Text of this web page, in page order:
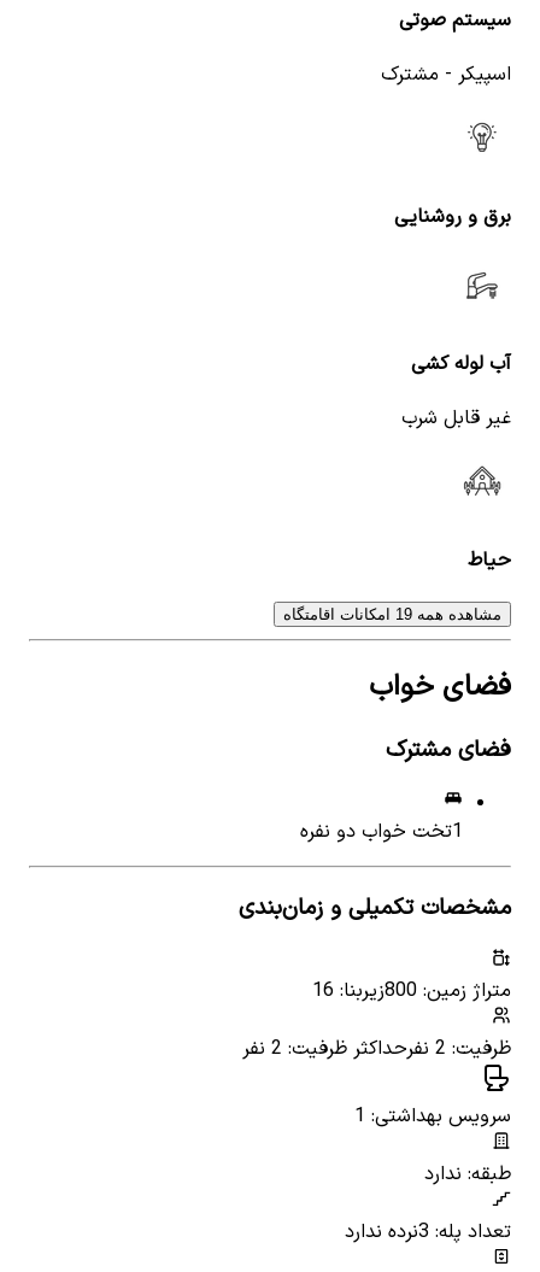
سیستم صوتی
اسپیکر - مشترک
برق و روشنایی
آب لوله کشی
غیر قابل شرب
حیاط
مشاهده همه 19 امکانات اقامتگاه
فضای خواب
فضای مشترک
1تخت خواب دو نفره
مشخصات تکمیلی و زمان‌بندی
متراژ زمین: 800
زیربنا: 16
ظرفیت: 2 نفر
حداکثر ظرفیت: 2 نفر
سرویس بهداشتی: 1
طبقه: ندارد
تعداد پله: 3
نرده ندارد